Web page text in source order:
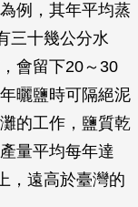
例，其年平均蒸
三十幾公分水
會留下20～30
曬鹽時可隔絕泥
的工作，鹽質乾
量平均每年達
，遠高於臺灣的